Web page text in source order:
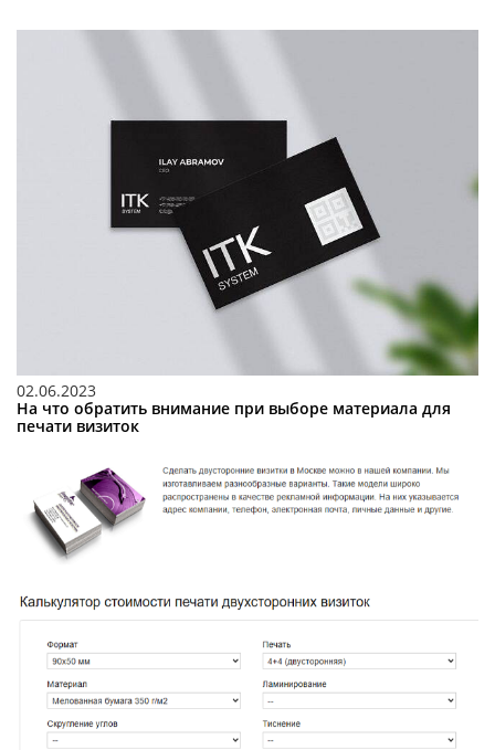
02.06.2023
На что обратить внимание при выборе материала для
печати визиток